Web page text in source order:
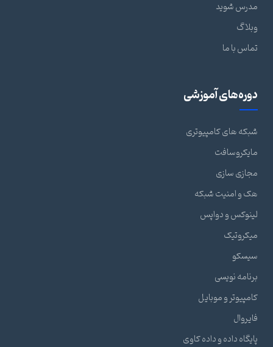
مدرس شوید
وبلاگ
تماس با ما
دوره‌های آموزشی
شبکه های کامپیوتری
مایکروسافت
مجازی سازی
هک و امنیت شبکه
لینوکس و دواپس
میکروتیک
سیسکو
برنامه نویسی
کامپیوتر و موبایل
فایروال
پایگاه داده و داده کاوی